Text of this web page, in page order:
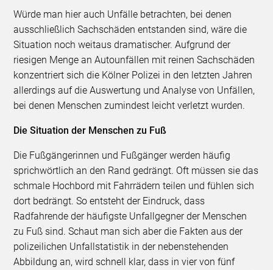
Würde man hier auch Unfälle betrachten, bei denen
ausschließlich Sachschäden entstanden sind, wäre die
Situation noch weitaus dramatischer. Aufgrund der
riesigen Menge an Autounfällen mit reinen Sachschäden
konzentriert sich die Kölner Polizei in den letzten Jahren
allerdings auf die Auswertung und Analyse von Unfällen,
bei denen Menschen zumindest leicht verletzt wurden.
Die Situation der Menschen zu Fuß
Die Fußgängerinnen und Fußgänger werden häufig
sprichwörtlich an den Rand gedrängt. Oft müssen sie das
schmale Hochbord mit Fahrrädern teilen und fühlen sich
dort bedrängt. So entsteht der Eindruck, dass
Radfahrende der häufigste Unfallgegner der Menschen
zu Fuß sind. Schaut man sich aber die Fakten aus der
polizeilichen Unfallstatistik in der nebenstehenden
Abbildung an, wird schnell klar, dass in vier von fünf